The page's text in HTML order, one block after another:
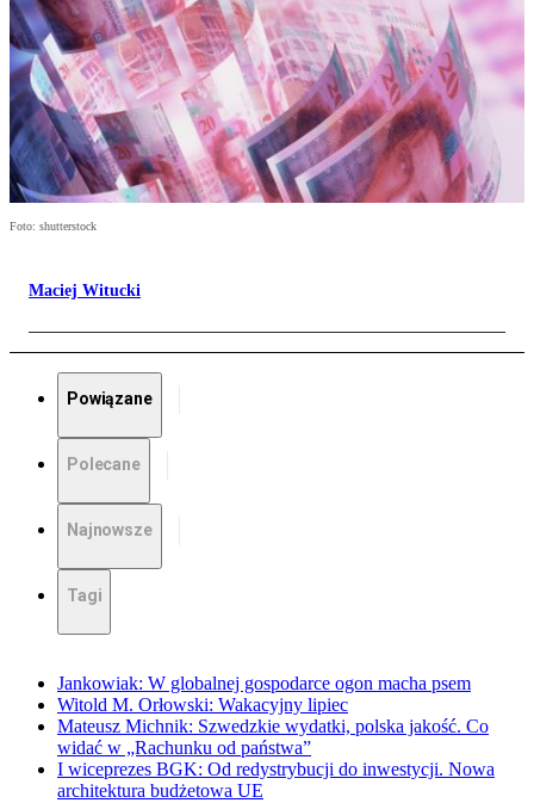
Foto: shutterstock
Maciej Witucki
Powiązane
Polecane
Najnowsze
Tagi
Jankowiak: W globalnej gospodarce ogon macha psem
Witold M. Orłowski: Wakacyjny lipiec
Mateusz Michnik: Szwedzkie wydatki, polska jakość. Co
widać w „Rachunku od państwa”
I wiceprezes BGK: Od redystrybucji do inwestycji. Nowa
architektura budżetowa UE